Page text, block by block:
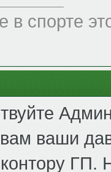
в спорте
ваши
ГП.